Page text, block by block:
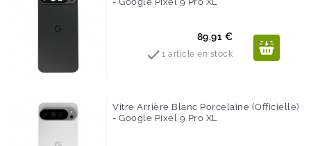
Prix
89.91 €
1 article en stock
Vitre Arrière Blanc Porcelaine (Officielle)
- Google Pixel 9 Pro XL